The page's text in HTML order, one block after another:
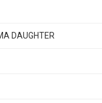
DAUGHTER